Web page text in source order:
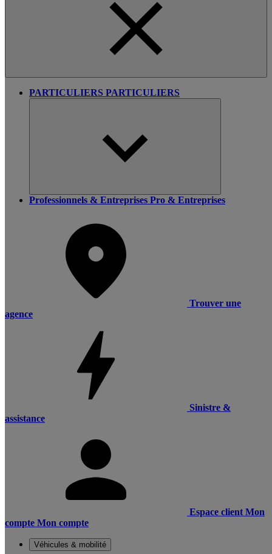
PARTICULIERS PARTICULIERS
Professionnels & Entreprises Pro & Entreprises
Trouver une
agence
Sinistre &
assistance
Espace client Mon
compte Mon compte
Véhicules & mobilité